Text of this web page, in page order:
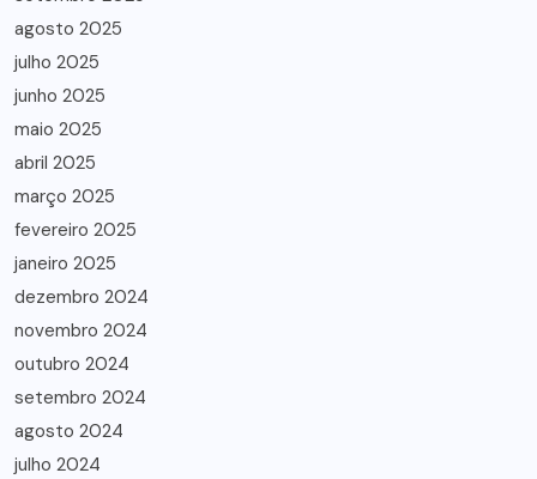
agosto 2025
julho 2025
junho 2025
maio 2025
abril 2025
março 2025
fevereiro 2025
janeiro 2025
dezembro 2024
novembro 2024
outubro 2024
setembro 2024
agosto 2024
julho 2024